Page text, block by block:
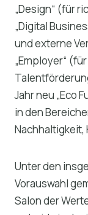
„Design“ (für
„Digital
und externe
„Employer“
Jahr neu „Eco
in den
Nachhaltigkeit,
Unter den
Vorauswahl
Salon der